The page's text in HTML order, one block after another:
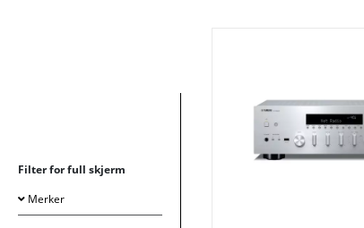
Filter for full skjerm
Merker